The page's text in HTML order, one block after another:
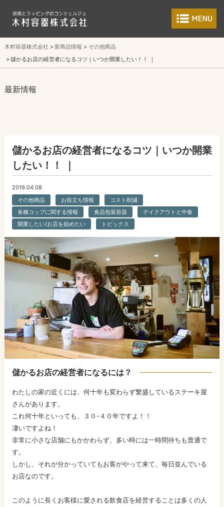
食品包装容器と
木村容器株式会社 新商品情報
その他商品
儲かるお店の経営者になるコツ｜いつか開業したい！！ ｜
最新情報
儲かるお店の経営者になるコツ｜いつか開業
したい！！ ｜
2019.04.08
その他商品
お役立ち情報
コスト削減
各種コップに関する情報
食品包装容器
テイクアウトと中食
開業したい/お店を始めたい
トピックス
儲かるお店の経営者になるには？
わたしの家の近くには、何十年も変わらず繁盛しているステーキ屋
さんがあります。
これ何十年といっても、３０-４０年ですよ！！
凄いですよね！
非常に小さな店舗にもかかわらず、多い時には一時間待ちも普通で
す。
しかし、それが分かっていてもお客がやって来て、毎日並んでいる
お店なのです。
このように長くお客様に愛される飲食店を経営することは多くの人